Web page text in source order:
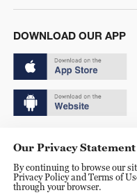
DOWNLOAD OUR APP
京ICP备20000184号
京公网安备
Our Privacy
By continuing to browse our
Privacy Policy and Terms of
through your browser.